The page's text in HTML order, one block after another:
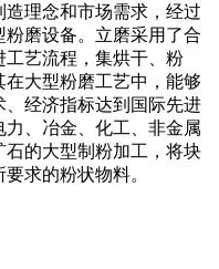
理念和市场需求，经过
磨设备。立磨采用了合
艺流程，集烘干、粉
大型粉磨工艺中，能够
经济指标达到国际先进
、冶金、化工、非金属
的大型制粉加工，将块
求的粉状物料。